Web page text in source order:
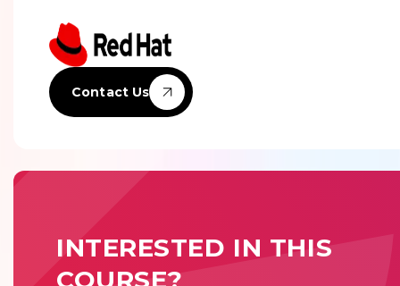
Contact Us
INTERESTED IN THIS
COURSE?